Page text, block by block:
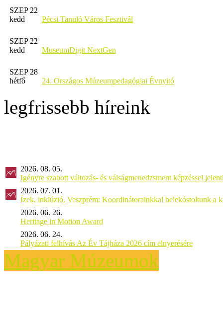
SZEP 22
kedd
Pécsi Tanuló Város Fesztivál
SZEP 22
kedd
MuseumDigit NextGen
SZEP 28
hétfő
24. Országos Múzeumpedagógiai Évnyitó
legfrissebb híreink
2026. 08. 05.
Igényre szabott változás- és válságmenedzsment képzéssel
2026. 07. 01.
Ízek, inklúzió, Veszprém: Koordinátorainkkal belekóstoltunk a
2026. 06. 26.
Heritage in Motion Award
2026. 06. 24.
Pályázati felhívás Az Év Tájháza 2026 cím elnyerésére
Magyar Múzeumok